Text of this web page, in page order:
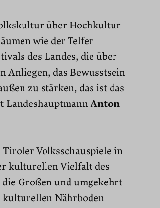
über Hochkultur
wie der Telfer
des Landes, die über
Anliegen, das Bewusstsein
zu stärken, das ist das
LandeshauptmannAnton
Volksschauspiele in
kulturellen Vielfalt des
Großen und umgekehrt
kulturellen Nährboden